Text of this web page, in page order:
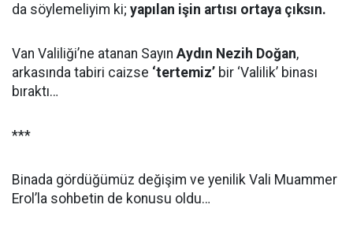
da söylemeliyim ki; yapılan işin artısı ortaya çıksın.
Van Valiliği’ne atanan Sayın Aydın Nezih Doğan,
arkasında tabiri caizse ‘tertemiz’ bir ‘Valilik’ binası
bıraktı…
***
Binada gördüğümüz değişim ve yenilik Vali Muammer
Erol’la sohbetin de konusu oldu…